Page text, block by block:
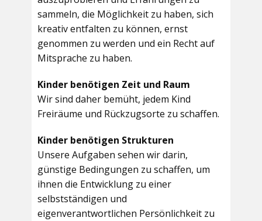
sammeln, die Möglichkeit zu haben, sich
kreativ entfalten zu können, ernst
genommen zu werden und ein Recht auf
Mitsprache zu haben.
Kinder benötigen Zeit und Raum
Wir sind daher bemüht, jedem Kind
Freiräume und Rückzugsorte zu schaffen.
Kinder benötigen Strukturen
Unsere Aufgaben sehen wir darin,
günstige Bedingungen zu schaffen, um
ihnen die Entwicklung zu einer
selbstständigen und
eigenverantwortlichen Persönlichkeit zu